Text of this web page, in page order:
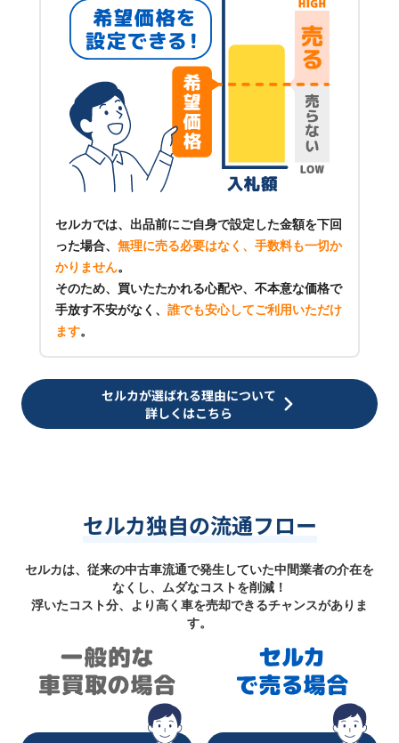
セルカでは、出品前にご自身で設定した金額を下回
った場合、 無理に売る必要はなく、手数料も一切か
かりません。
そのため、買いたたかれる心配や、不本意な価格で
手放す不安がなく、 誰でも安心してご利用いただけ
ます。
セルカが選ばれる理由について
詳しくはこちら
セルカ独自の流通フロー
セルカは、従来の中古車流通で発生していた中間業者の介在を
なくし、ムダなコストを削減！
浮いたコスト分、より高く車を売却できるチャンスがありま
す。